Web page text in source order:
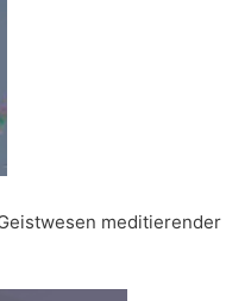
meditierender